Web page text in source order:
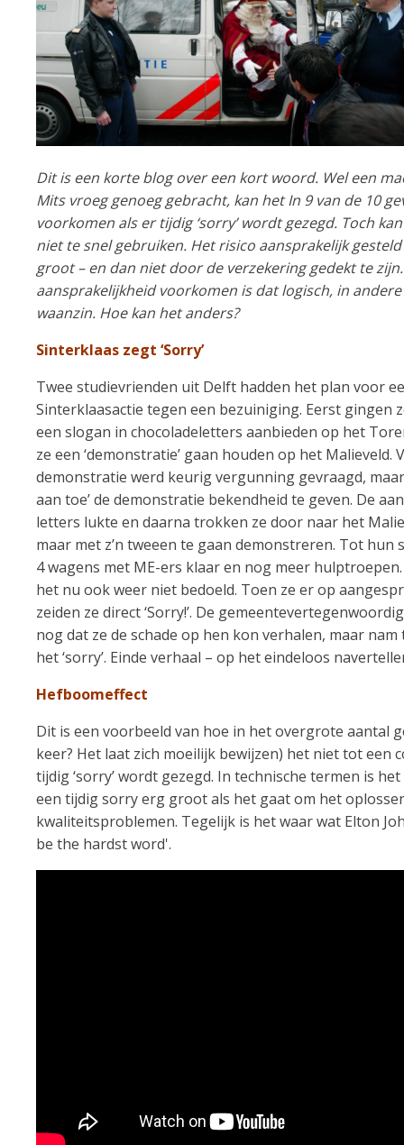
Dit is een korte blog over een kort woord. Wel een
Mits vroeg genoeg gebracht, kan het In 9 van de 10
voorkomen als er tijdig ‘sorry’ wordt gezegd. Toch
niet te snel gebruiken. Het risico aansprakelijk
groot – en dan niet door de verzekering gedekt te
aansprakelijkheid voorkomen is dat logisch, in
waanzin. Hoe kan het anders?
Sinterklaas zegt ‘Sorry’
Twee studievrienden uit Delft hadden het plan voor
Sinterklaasactie tegen een bezuiniging. Eerst gingen
een slogan in chocoladeletters aanbieden op het
ze een ‘demonstratie’ gaan houden op het Malieveld.
demonstratie werd keurig vergunning gevraagd,
aan toe’ de demonstratie bekendheid te geven. De
letters lukte en daarna trokken ze door naar het
maar met z’n tweeen te gaan demonstreren. Tot hun
4 wagens met ME-ers klaar en nog meer
het nu ook weer niet bedoeld. Toen ze er op
zeiden ze direct ‘Sorry!’. De
nog dat ze de schade op hen kon verhalen, maar
het ‘sorry’. Einde verhaal – op het eindeloos
Hefboomeffect
Dit is een voorbeeld van hoe in het overgrote aantal
keer? Het laat zich moeilijk bewijzen) het niet tot een
tijdig ‘sorry’ wordt gezegd. In technische termen is het
een tijdig sorry erg groot als het gaat om het
kwaliteitsproblemen. Tegelijk is het waar wat Elton
be the hardst word'.